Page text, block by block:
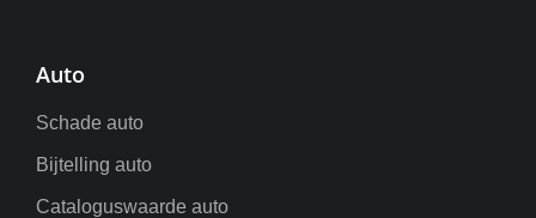
Auto
Schade auto
Bijtelling auto
Cataloguswaarde auto